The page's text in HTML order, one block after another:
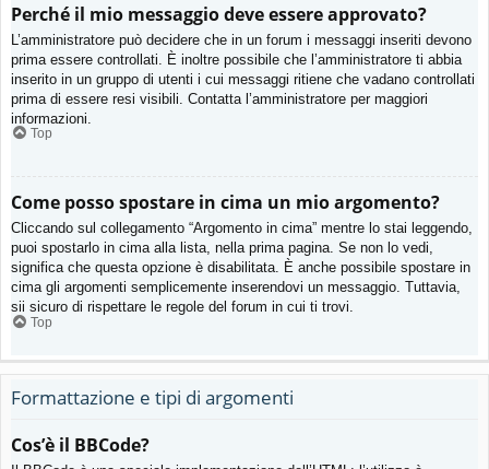
Perché il mio messaggio deve essere approvato?
L’amministratore può decidere che in un forum i messaggi inseriti devono
prima essere controllati. È inoltre possibile che l’amministratore ti abbia
inserito in un gruppo di utenti i cui messaggi ritiene che vadano controllati
prima di essere resi visibili. Contatta l’amministratore per maggiori
informazioni.
Top
Come posso spostare in cima un mio argomento?
Cliccando sul collegamento “Argomento in cima” mentre lo stai leggendo,
puoi spostarlo in cima alla lista, nella prima pagina. Se non lo vedi,
significa che questa opzione è disabilitata. È anche possibile spostare in
cima gli argomenti semplicemente inserendovi un messaggio. Tuttavia,
sii sicuro di rispettare le regole del forum in cui ti trovi.
Top
Formattazione e tipi di argomenti
Cos’è il BBCode?